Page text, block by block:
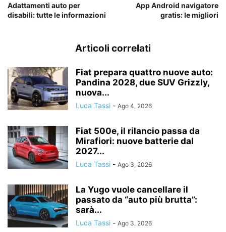
Adattamenti auto per
disabili: tutte le informazioni
App Android navigatore
gratis: le migliori
Articoli correlati
Fiat prepara quattro nuove auto:
Pandina 2028, due SUV Grizzly,
nuova...
Luca Tassi - Ago 4, 2026
Fiat 500e, il rilancio passa da
Mirafiori: nuove batterie dal
2027...
Luca Tassi - Ago 3, 2026
La Yugo vuole cancellare il
passato da “auto più brutta”:
sarà...
Luca Tassi - Ago 3, 2026